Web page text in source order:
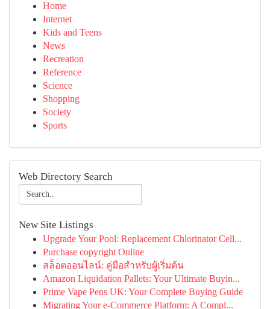
Home
Internet
Kids and Teens
News
Recreation
Reference
Science
Shopping
Society
Sports
Web Directory Search
New Site Listings
Upgrade Your Pool: Replacement Chlorinator Cell...
Purchase copyright Online
สล็อตออนไลน์: คู่มือสำหรับผู้เริ่มต้น
Amazon Liquidation Pallets: Your Ultimate Buyin...
Prime Vape Pens UK: Your Complete Buying Guide
Migrating Your e-Commerce Platform: A Compl...